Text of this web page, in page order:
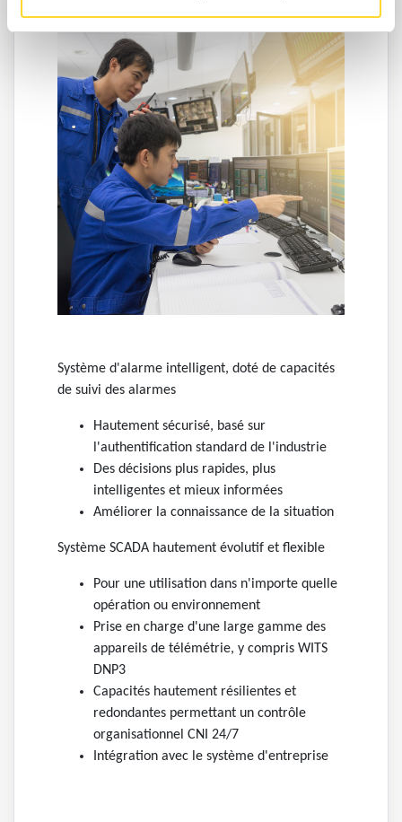
Système d'alarme intelligent, doté de capacités
de suivi des alarmes
Hautement sécurisé, basé sur
l'authentification standard de l'industrie
Des décisions plus rapides, plus
intelligentes et mieux informées
Améliorer la connaissance de la situation
Système SCADA hautement évolutif et flexible
Pour une utilisation dans n'importe quelle
opération ou environnement
Prise en charge d'une large gamme des
appareils de télémétrie, y compris WITS
DNP3
Capacités hautement résilientes et
redondantes permettant un contrôle
organisationnel CNI 24/7
Intégration avec le système d'entreprise